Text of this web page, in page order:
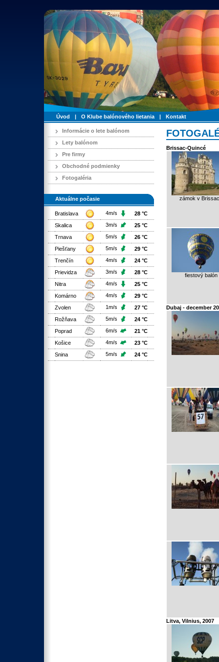
Úvod | O Klube balónového lietania | Kontakt
Informácie o lete balónom
Lety balónom
Pre firmy
Obchodné podmienky
Fotogaléria
Aktuálne počasie
Bratislava 4m/s
28 °C
Skalica
3m/s
25 °C
Trnava
5m/s
26 °C
Piešťany
5m/s
29 °C
Trenčín
4m/s
24 °C
Prievidza
3m/s
28 °C
Nitra
4m/s
25 °C
Komárno
4m/s
29 °C
Zvolen
1m/s
27 °C
Rožňava
5m/s
24 °C
Poprad
6m/s
21 °C
Košice
4m/s
23 °C
Snina
5m/s 24 °C
Brissac-Quincé
zámok v
fiestový balón
Dubaj - december
Litva, Vilnius, 2007